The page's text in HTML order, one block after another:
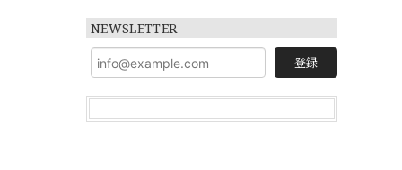
NEWSLETTER
登録